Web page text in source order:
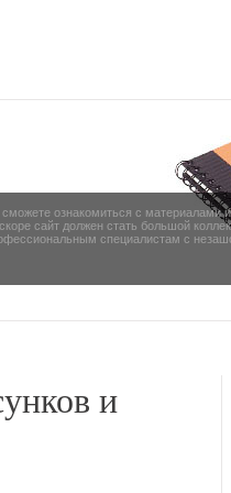
ознакомиться с материалами
сайт должен стать большой
специалистам с
и